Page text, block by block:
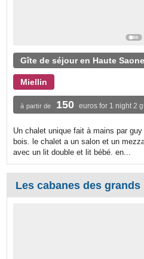
Gîte de séjour en Haute Saone
Miellin
à partir de 150 euros for 1 night 2
Un chalet unique fait à mains par
bois. le chalet a un salon et un
avec un lit double et lit bébé. en...
Les cabanes des grands